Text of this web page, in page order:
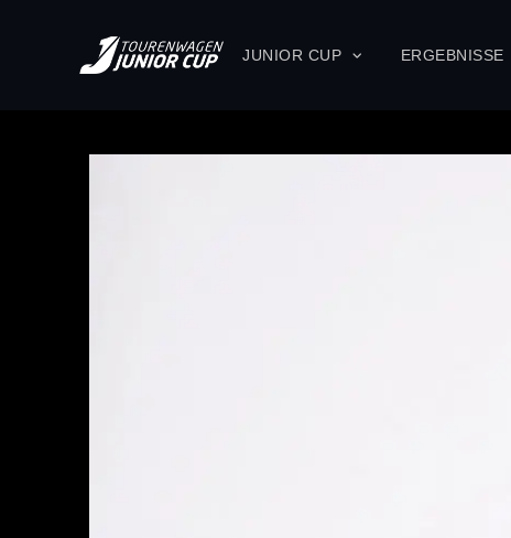
JUNIOR CUP ERGEBNISSE